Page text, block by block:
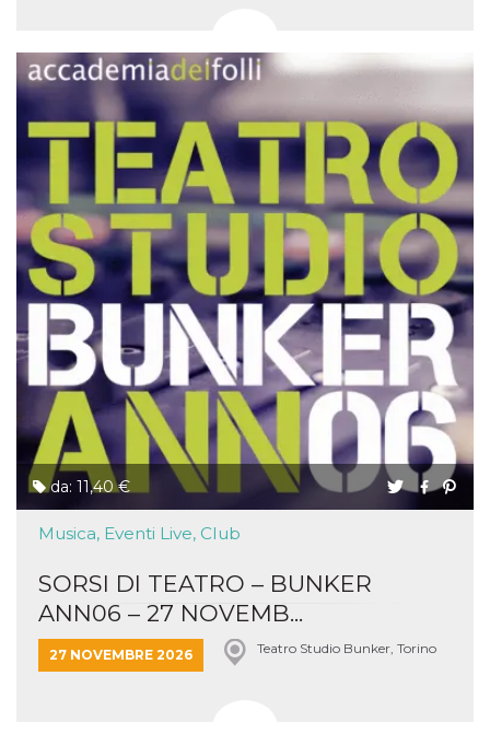
da: 11,40 €
Musica, Eventi Live, Club
SORSI DI TEATRO – BUNKER
ANN06 – 27 NOVEMB...
27 NOVEMBRE 2026 Teatro Studio Bunker, Torino